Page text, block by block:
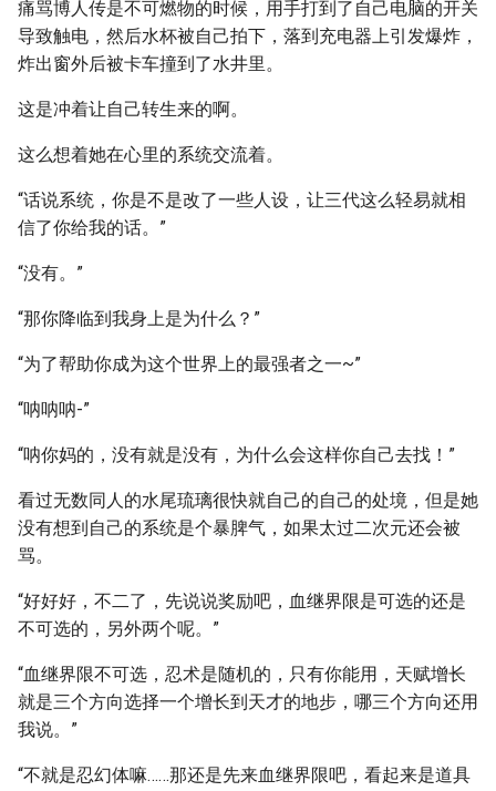
痛骂博人传是不可燃物的时候，用手打到了自己电脑的开关
导致触电，然后水杯被自己拍下，落到充电器上引发爆炸，
炸出窗外后被卡车撞到了水井里。
这是冲着让自己转生来的啊。
这么想着她在心里的系统交流着。
“话说系统，你是不是改了一些人设，让三代这么轻易就相
信了你给我的话。”
“没有。”
“那你降临到我身上是为什么？”
“为了帮助你成为这个世界上的最强者之一~”
“呐呐呐-”
“呐你妈的，没有就是没有，为什么会这样你自己去找！”
看过无数同人的水尾琉璃很快就自己的自己的处境，但是她
没有想到自己的系统是个暴脾气，如果太过二次元还会被
骂。
“好好好，不二了，先说说奖励吧，血继界限是可选的还是
不可选的，另外两个呢。”
“血继界限不可选，忍术是随机的，只有你能用，天赋增长
就是三个方向选择一个增长到天才的地步，哪三个方向还用
我说。”
“不就是忍幻体嘛……那还是先来血继界限吧，看起来是道具